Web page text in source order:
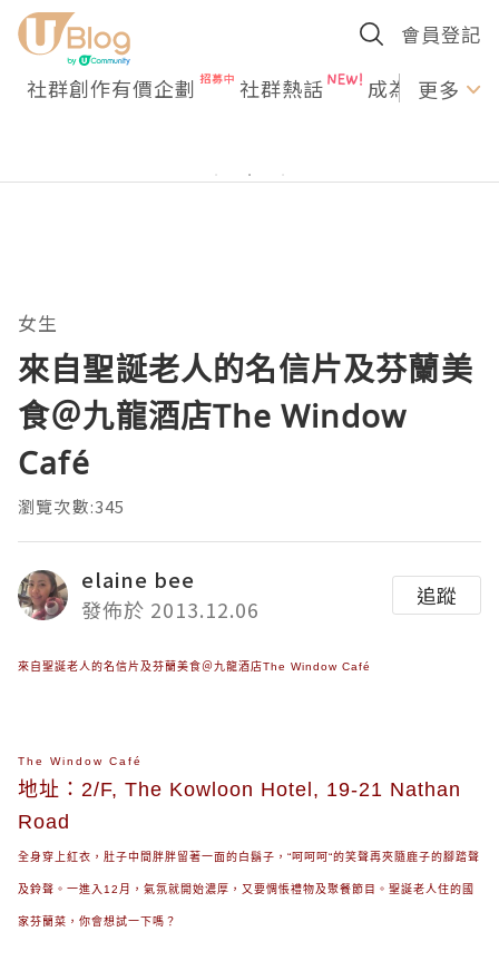
會員登記
社群創作有價企劃 社群熱話 成為U更多
女生
來自聖誕老人的名信片及芬蘭美
食＠九龍酒店The Window
Café
瀏覽次數:345
elaine bee
發佈於 2013.12.06
追蹤
來自聖誕老人的名信片及芬蘭美食＠九龍酒店The Window Café
The Window Café
地址：2/F, The Kowloon Hotel, 19-21 Nathan
Road
全身穿上紅衣，肚子中間胖胖留著一面的白鬍子，“呵呵呵“的笑聲再夾隨鹿子的腳踏聲
及鈴聲。一進入12月，氣氛就開始濃厚，又要惆悵禮物及聚餐節目。聖誕老人住的國
家芬蘭菜，你會想試一下嗎？